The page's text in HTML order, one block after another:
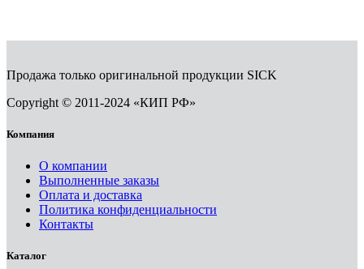
Продажа только оригинальной продукции SICK
Copyright © 2011-2024 «КИП РФ»
Компания
О компании
Выполненные заказы
Оплата и доставка
Политика конфиденциальности
Контакты
Каталог